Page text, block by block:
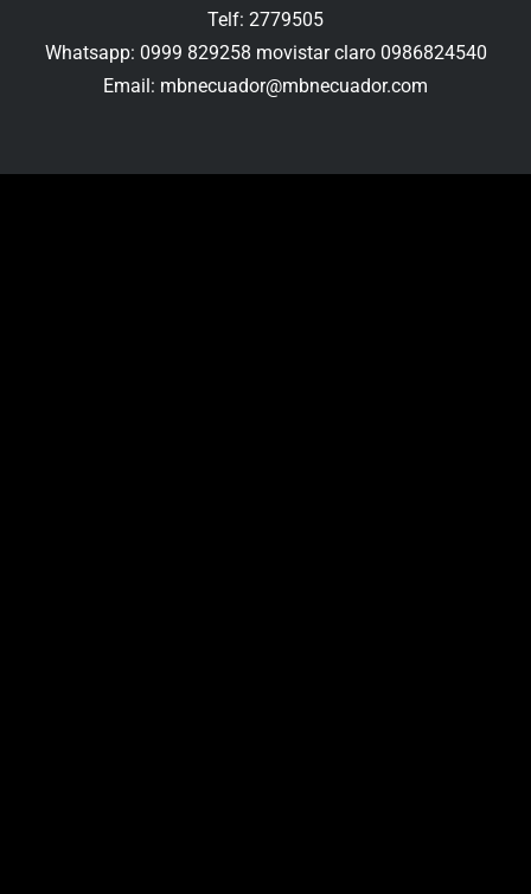
Telf: 2779505
Whatsapp: 0999 829258 movistar claro 0986824540
Email: mbnecuador@mbnecuador.com